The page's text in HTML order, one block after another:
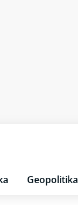
Geopolitika